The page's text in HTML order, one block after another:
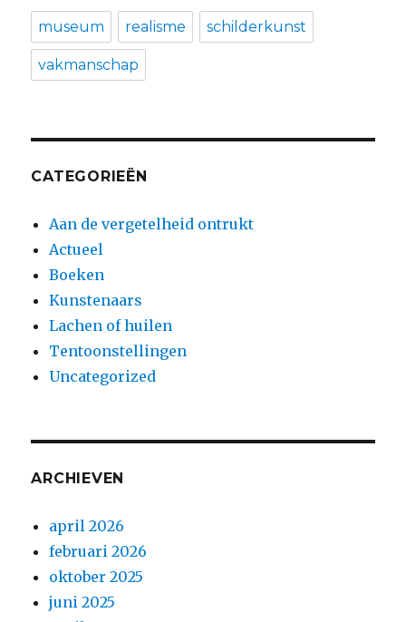
museum realisme schilderkunst
vakmanschap
CATEGORIEËN
Aan de vergetelheid ontrukt
Actueel
Boeken
Kunstenaars
Lachen of huilen
Tentoonstellingen
Uncategorized
ARCHIEVEN
april 2026
februari 2026
oktober 2025
juni 2025